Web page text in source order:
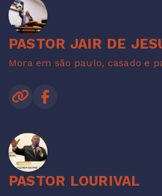
PASTOR JAIR DE
Mora em são paulo, casado e
PASTOR LOURIVAL